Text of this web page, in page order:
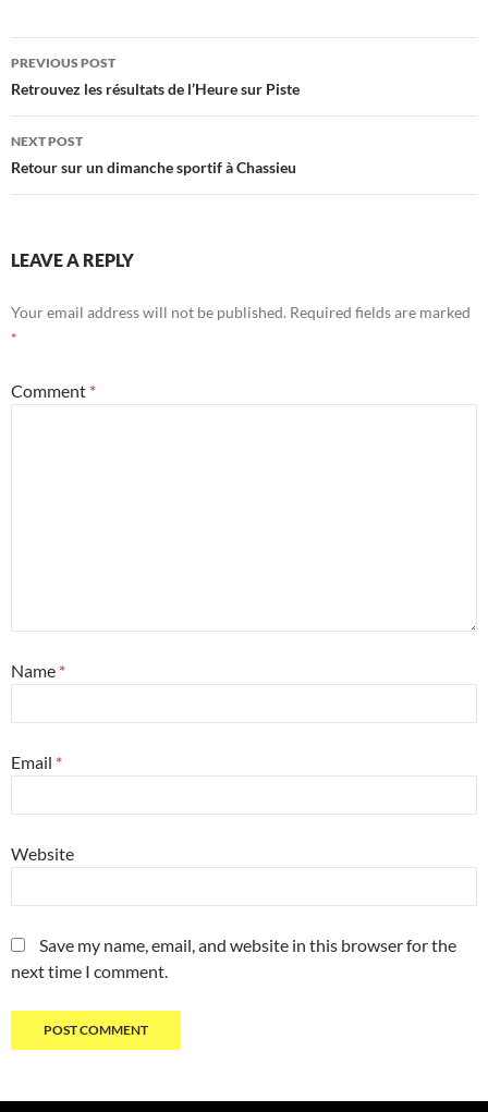
Post
navigation
PREVIOUS POST
Retrouvez les résultats de l’Heure sur Piste
NEXT POST
Retour sur un dimanche sportif à Chassieu
LEAVE A REPLY
Your email address will not be published. Required fields are marked
*
Comment *
Name *
Email *
Website
Save my name, email, and website in this browser for the
next time I comment.